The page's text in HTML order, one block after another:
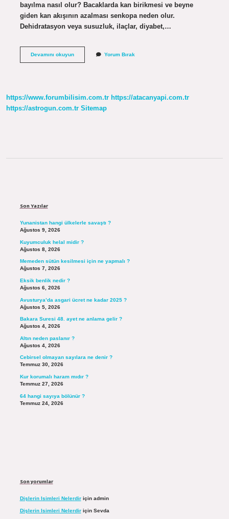
bayılma nasıl olur? Bacaklarda kan birikmesi ve beyne
giden kan akışının azalması senkopa neden olur.
Dehidratasyon veya susuzluk, ilaçlar, diyabet,…
Devamını okuyunBaygınlık
Yorum Bırak
https://www.forumbilisim.com.tr https://atacanyapi.com.tr
https://astrogun.com.tr Sitemap
Son Yazılar
Yunanistan hangi ülkelerle savaştı ?
Ağustos 9, 2026
Kuyumculuk helal midir ?
Ağustos 8, 2026
Memeden sütün kesilmesi için ne yapmalı ?
Ağustos 7, 2026
Eksik benlik nedir ?
Ağustos 6, 2026
Avusturya’da asgari ücret ne kadar 2025 ?
Ağustos 5, 2026
Bakara Suresi 48. ayet ne anlama gelir ?
Ağustos 4, 2026
Altın neden paslanır ?
Ağustos 4, 2026
Cebirsel olmayan sayılara ne denir ?
Temmuz 30, 2026
Kur korumalı haram mıdır ?
Temmuz 27, 2026
64 hangi sayıya bölünür ?
Temmuz 24, 2026
Son yorumlar
Dişlerin Isimleri Nelerdiriçin admin
Dişlerin Isimleri Nelerdiriçin Sevda